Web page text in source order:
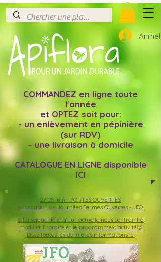
27-28 juin - PORTES OUVERTES
à l'occasion de Journées Fermes Ouvertes - JFO
🚨La vague de chaleur actuelle nous contraint à
modifier l'horaire et le programme d'activité🥵
Lisez toutes les dernières informations ici
COMMANDEZ en ligne toute
l'année
et OPTEZ soit pour:
- un enlèvement en pépinière
(sur RDV)
- une livraison à domicile
CATALOGUE EN LIGNE disponible
ICI